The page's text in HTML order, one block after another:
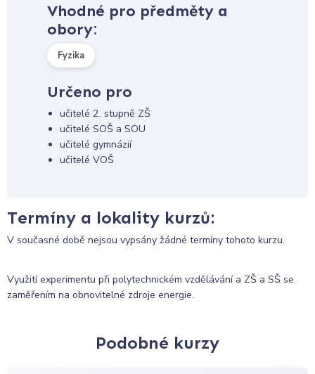
Vhodné pro předměty a
obory:
Fyzika
Určeno pro
učitelé 2. stupně ZŠ
učitelé SOŠ a SOU
učitelé gymnázií
učitelé VOŠ
Termíny a lokality kurzů:
V současné době nejsou vypsány žádné termíny tohoto kurzu.
Využití experimentu při polytechnickém vzdělávání a ZŠ a SŠ se
zaměřením na obnovitelné zdroje energie.
Podobné kurzy